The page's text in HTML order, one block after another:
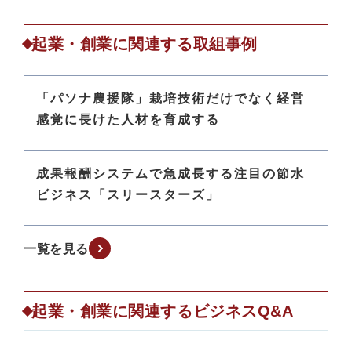
起業・創業に関連する取組事例
「パソナ農援隊」栽培技術だけでなく経営
感覚に長けた人材を育成する
成果報酬システムで急成長する注目の節水
ビジネス「スリースターズ」
一覧を見る
起業・創業に関連するビジネスQ&A